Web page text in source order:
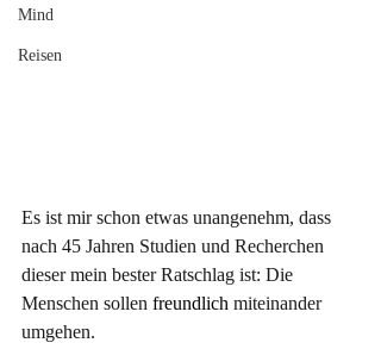
Mind
Reisen
Es ist mir schon etwas unangenehm, dass
nach 45 Jahren Studien und Recherchen
dieser mein bester Ratschlag ist: Die
Menschen sollen freundlich miteinander
umgehen.